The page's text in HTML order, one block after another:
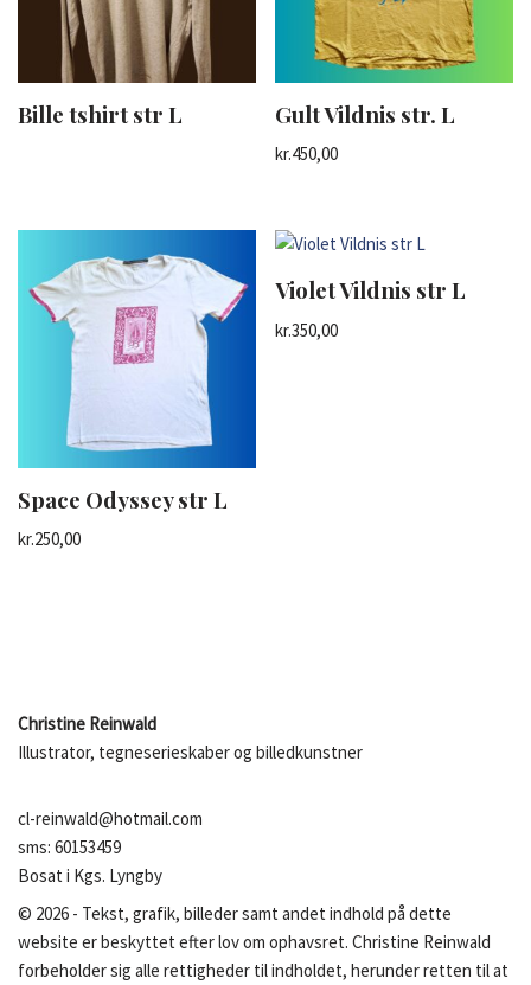
Bille tshirt str L Gult Vildnis str. L
kr.450,00
Space Odyssey str L
kr.250,00
Violet Vildnis str L
kr.350,00
Christine Reinwald
Illustrator, tegneserieskaber og billedkunstner
cl-reinwald@hotmail.com
sms: 60153459
Bosat i Kgs. Lyngby
© 2026 - Tekst, grafik, billeder samt andet indhold på dette
website er beskyttet efter lov om ophavsret. Christine Reinwald
forbeholder sig alle rettigheder til indholdet, herunder retten til at